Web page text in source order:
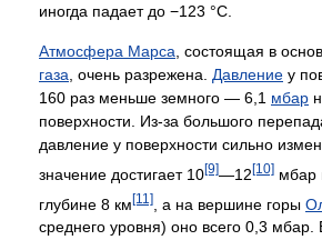
иногда падает до −123 °С.
Атмосфера Марса , состоящая в
газа , очень разрежена. Давление у
160 раз меньше земного — 6,1 мбар
поверхности. Из-за большого
давление у поверхности сильно
значение достигает 10[9]—12[10] мбар
глубине 8 км[11] , а на вершине горы
среднего уровня) оно всего 0,3 мбар.